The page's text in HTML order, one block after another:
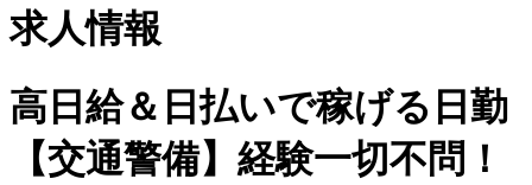
求人情報
高日給＆日払いで稼げる日勤
【交通警備】経験一切不問！